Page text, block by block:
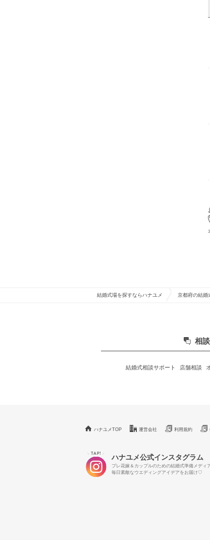
結婚式場を探すならハナユメ 京都府の結婚
相
結婚式相談サポート 店舗相談
ハナユメTOP 運営会社 利用規約
＼ TAP! ／ ハナユメ公式インスタグラム
プレ花嫁＆カップルのための結婚式準備メディ
毎日素敵なウエディングアイデアをお届け♡